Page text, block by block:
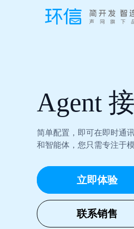
Agent
简单配置，即可在即时通
和智能体，您只需专注于
立即体验
联系销售